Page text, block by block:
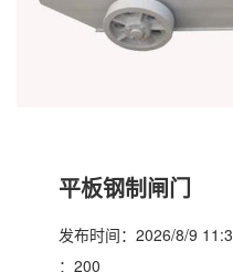
平板钢制闸门
发布时间：2026/8/9
：200